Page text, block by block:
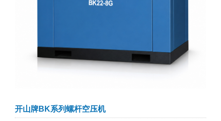
开山牌BK系列螺杆空压机